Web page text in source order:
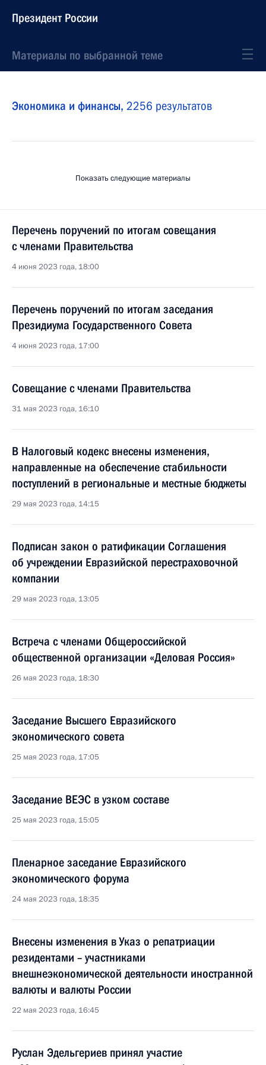
Президент России
Материалы по выбранной теме
Экономика и финансы, 2256 результатов
Показать следующие материалы
Перечень поручений по итогам совещания
с членами Правительства
4 июня 2023 года, 18:00
Перечень поручений по итогам заседания
Президиума Государственного Совета
4 июня 2023 года, 17:00
Совещание с членами Правительства
31 мая 2023 года, 16:10
В Налоговый кодекс внесены изменения,
направленные на обеспечение стабильности
поступлений в региональные и местные бюджеты
29 мая 2023 года, 14:15
Подписан закон о ратификации Соглашения
об учреждении Евразийской перестраховочной
компании
29 мая 2023 года, 13:05
Встреча с членами Общероссийской
общественной организации «Деловая Россия»
26 мая 2023 года, 18:30
Заседание Высшего Евразийского
экономического совета
25 мая 2023 года, 17:05
Заседание ВЕЭС в узком составе
25 мая 2023 года, 15:05
Пленарное заседание Евразийского
экономического форума
24 мая 2023 года, 18:35
Внесены изменения в Указ о репатриации
резидентами – участниками
внешнеэкономической деятельности иностранной
валюты и валюты России
22 мая 2023 года, 16:45
Руслан Эдельгериев принял участие